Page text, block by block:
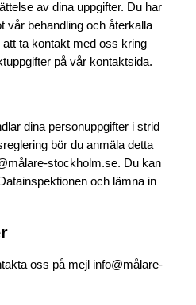
av dina uppgifter. Du har
vår behandling och återkalla
ta kontakt med oss kring
på vår kontaktsida.
dina personuppgifter i strid
bör du anmäla detta
stockholm.se. Du kan
och lämna in
oss på mejl info@målare-